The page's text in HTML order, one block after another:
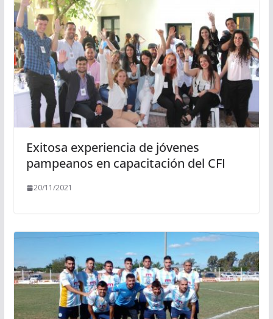
Exitosa experiencia de jóvenes
pampeanos en capacitación del CFI
20/11/2021